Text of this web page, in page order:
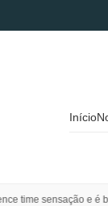
Início
da Champions